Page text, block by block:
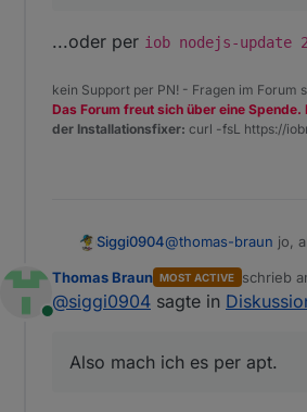
...oder per iob nodejs-update
kein Support per PN! - Fragen im Forum
Das Forum freut sich über eine
der Installationsfixer: curl -fsL https://
Siggi0904@thomas-braun jo,
Online
Thomas Braun MOST ACTIVE schrieb
zuletzt
@siggi0904 sagte in
Also mach ich es per apt.